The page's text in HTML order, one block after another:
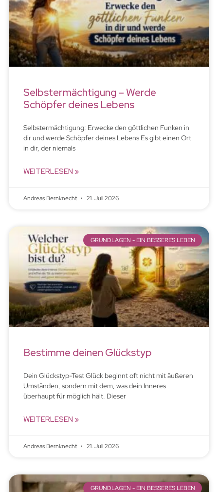
Selbstermächtigung – Werde
Schöpfer deines Lebens
Selbstermächtigung: Erwecke den göttlichen Funken in
dir und werde Schöpfer deines Lebens Es gibt einen Ort
in dir, der niemals
WEITERLESEN »
Andreas Bernknecht 21. Juli 2026
GRUNDLAGEN - EIN BESSERES LEBEN
Bestimme deinen Glückstyp
Dein Glückstyp-Test Glück beginnt oft nicht mit äußeren
Umständen, sondern mit dem, was dein Inneres
überhaupt für möglich hält. Dieser
WEITERLESEN »
Andreas Bernknecht 21. Juli 2026
GRUNDLAGEN - EIN BESSERES LEBEN